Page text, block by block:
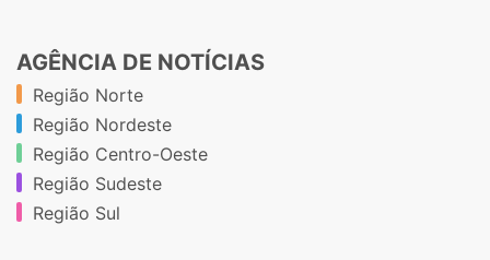
AGÊNCIA DE NOTÍCIAS
Região Norte
Região Nordeste
Região Centro-Oeste
Região Sudeste
Região Sul